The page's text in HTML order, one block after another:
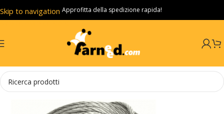
Skip to navigation
Skip to main content
Approfitta della spedizione rapida!